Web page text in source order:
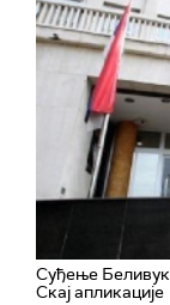
Суђење
Скај апликације